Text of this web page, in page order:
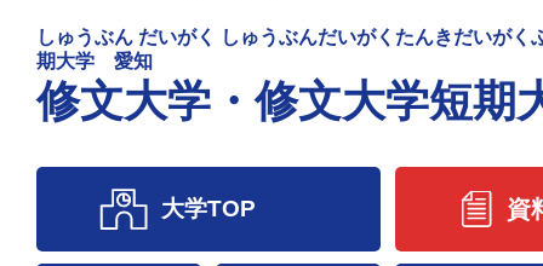
しゅうぶん だいがく しゅうぶんだいがくたんきだいが
期大学 愛知
修文大学・修文大学短期
資
大学TOP